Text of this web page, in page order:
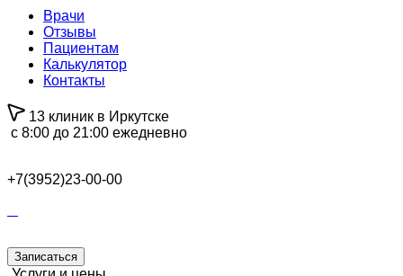
Врачи
Отзывы
Пациентам
Калькулятор
Контакты
13 клиник в Иркутске
с 8:00 до 21:00 ежедневно
+7(3952)23-00-00
Записаться